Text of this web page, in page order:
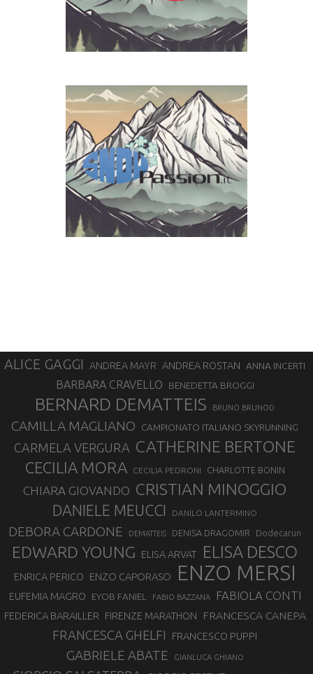
ALICE GAGGI ANDREA MAYR ANDREA ROSTAN ANNA INCERTI
BARBARA CRAVELLO BENEDETTA BROGGI
BERNARD DEMATTEIS BRUNO BRUNOD
CAMILLA MAGLIANO CAMPIONATO ITALIANO SKYRUNNING
CARMELA VERGURA CATHERINE BERTONE
CECILIA MORA CECILIA PEDRONI CHARLOTTE BONIN
CHIARA GIOVANDO CRISTIAN MINOGGIO
DANIELE MEUCCI DANILO LANTERMINO
DEBORA CARDONE DEMATTEIS DENISA DRAGOMIR Dodecarun
EDWARD YOUNG ELISA ARVAT ELISA DESCO
ENRICA PERICO ENZO CAPORASO ENZO MERSI
EUFEMIA MAGRO EYOB FANIEL FABIO BAZZANA FABIOLA CONTI
FEDERICA BARAILLER FIRENZE MARATHON FRANCESCA CANEPA
FRANCESCA GHELFI FRANCESCO PUPPI
GABRIELE ABATE GIANLUCA GHIANO